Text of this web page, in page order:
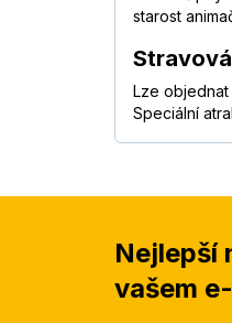
starost
Lze
Speciální
Nejlepší
vašem